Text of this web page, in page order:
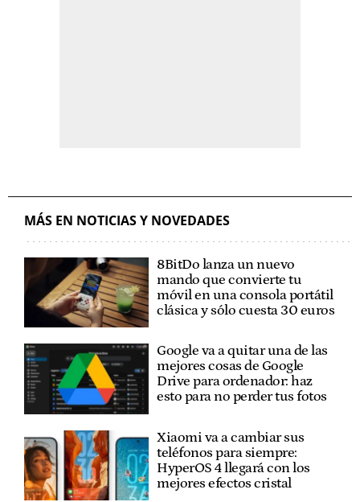
MÁS EN NOTICIAS Y NOVEDADES
8BitDo lanza un nuevo
mando que convierte tu
móvil en una consola portátil
clásica y sólo cuesta 30 euros
Google va a quitar una de las
mejores cosas de Google
Drive para ordenador: haz
esto para no perder tus fotos
Xiaomi va a cambiar sus
teléfonos para siempre:
HyperOS 4 llegará con los
mejores efectos cristal